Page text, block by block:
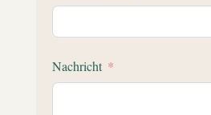
Nachricht